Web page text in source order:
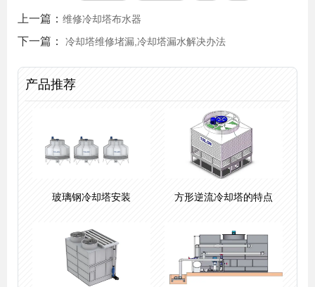
上一篇： 维修冷却塔布水器
下一篇： 冷却塔维修堵漏,冷却塔漏水解决办法
产品推荐
玻璃钢冷却塔安装 方形逆流冷却塔的特点